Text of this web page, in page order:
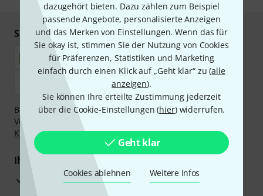
dazugehört bieten. Dazu zählen zum Beispiel
passende Angebote, personalisierte Anzeigen
und das Merken von Einstellungen. Wenn das für
Sie okay ist, stimmen Sie der Nutzung von Cookies
für Präferenzen, Statistiken und Marketing
einfach durch einen Klick auf „Geht klar“ zu (alle
anzeigen).
Sie können Ihre erteilte Zustimmung jederzeit
über die Cookie-Einstellungen (hier) widerrufen.
Geht klar
Cookies ablehnen Weitere Infos
Sicher einkaufen & bezahlen
Bezahlen Sie vertraulich und sicher per Nachnahme,
Vorkasse, PayPal, Amazon Pay,
Klarna Ratenzahlungoder Kreditkarte.
Ihre Vorteile
3 Jahre Thomann Garantie